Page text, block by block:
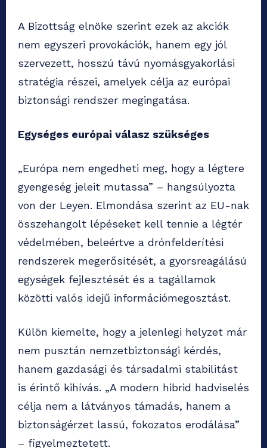
A Bizottság elnöke szerint ezek az akciók
nem egyszeri provokációk, hanem egy jól
szervezett, hosszú távú nyomásgyakorlási
stratégia részei, amelyek célja az európai
biztonsági rendszer megingatása.
Egységes európai válasz szükséges
„Európa nem engedheti meg, hogy a légtere
gyengeség jeleit mutassa” – hangsúlyozta
von der Leyen. Elmondása szerint az EU-nak
összehangolt lépéseket kell tennie a légtér
védelmében, beleértve a drónfelderítési
rendszerek megerősítését, a gyorsreagálású
egységek fejlesztését és a tagállamok
közötti valós idejű információmegosztást.
Külön kiemelte, hogy a jelenlegi helyzet már
nem pusztán nemzetbiztonsági kérdés,
hanem gazdasági és társadalmi stabilitást
is érintő kihívás. „A modern hibrid hadviselés
célja nem a látványos támadás, hanem a
biztonságérzet lassú, fokozatos erodálása”
– figyelmeztetett.